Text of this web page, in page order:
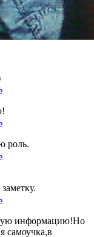
роль.
информацию!Но
самоучка,в